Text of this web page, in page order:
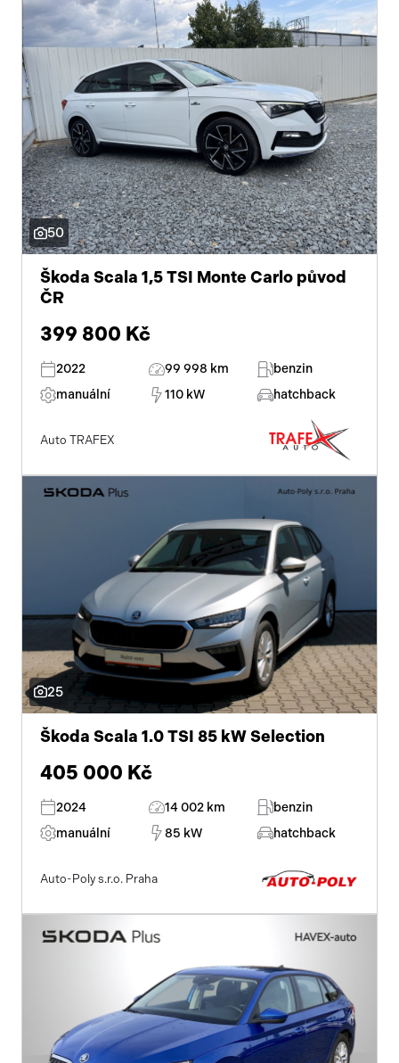
50
Škoda Scala 1,5 TSI Monte Carlo původ
ČR
399 800 Kč
2022 99 998 km
benzin
manuální
110 kW hatchback
Auto TRAFEX
25
Škoda Scala 1.0 TSI 85 kW Selection
405 000 Kč
2024 14 002 km
benzin
manuální
85 kW hatchback
Auto-Poly s.r.o. Praha